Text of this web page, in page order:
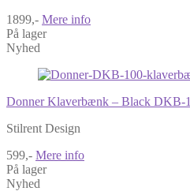
1899,- Mere info
På lager
Nyhed
Donner Klaverbænk – Black DKB-
Stilrent Design
599,- Mere info
På lager
Nyhed